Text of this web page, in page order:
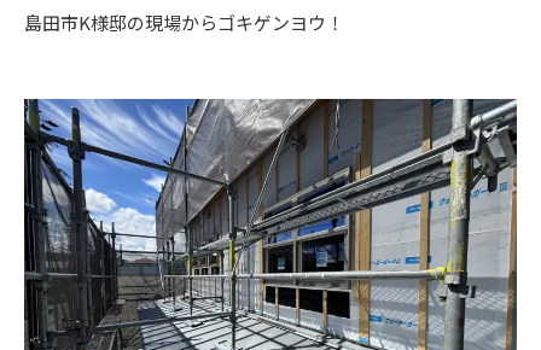
島田市K様邸の現場からゴキゲンヨウ！